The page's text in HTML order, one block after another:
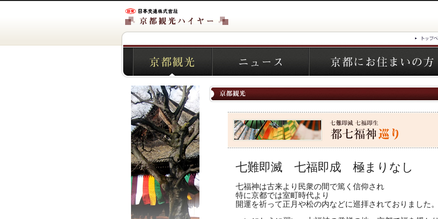
七難即滅 七福即成 極まりなし
七福神は古来より民衆の間で篤く信仰され
特に京都では室町時代より
開運を祈って正月や松の内などに巡拝されておりました